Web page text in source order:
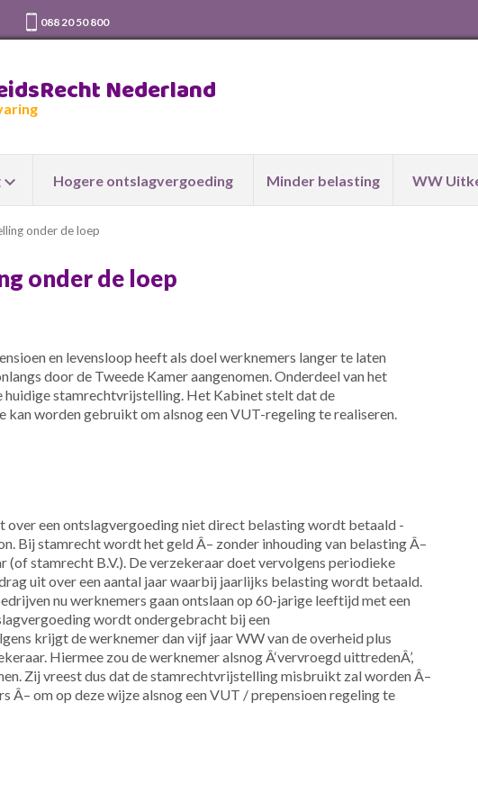
088 20 50 800
Nederland
Hogere ontslagvergoeding Minder belasting WW
onder de loep
onder de loep
en levensloop heeft als doel werknemers langer te laten
door de Tweede Kamer aangenomen. Onderdeel van het
huidige stamrechtvrijstelling. Het Kabinet stelt dat de
worden gebruikt om alsnog een VUT-regeling te realiseren.
een ontslagvergoeding niet direct belasting wordt betaald -
Bij stamrecht wordt het geld Â– zonder inhouding van belasting Â–
(of stamrecht B.V.). De verzekeraar doet vervolgens periodieke
uit over een aantal jaar waarbij jaarlijks belasting wordt betaald.
nu werknemers gaan ontslaan op 60-jarige leeftijd met een
wordt ondergebracht bij een
krijgt de werknemer dan vijf jaar WW van de overheid plus
Hiermee zou de werknemer alsnog Â‘vervroegd uittredenÂ’,
Zij vreest dus dat de stamrechtvrijstelling misbruikt zal worden Â–
Â– om op deze wijze alsnog een VUT / prepensioen regeling te